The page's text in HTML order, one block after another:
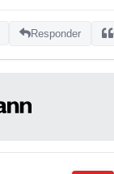
Responder